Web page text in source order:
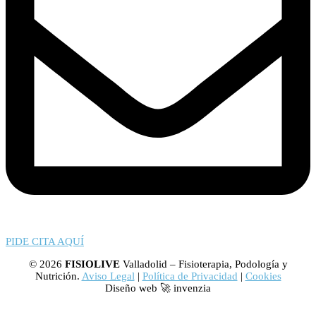
PIDE CITA AQUÍ
© 2026 FISIOLIVEValladolid – Fisioterapia, Podología y
Nutrición. Aviso Legal | Política de Privacidad | Cookies
Diseño web 🚀 invenzia